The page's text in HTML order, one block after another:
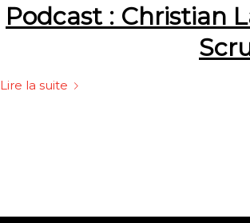
Podcast : Christian
Lire la suite